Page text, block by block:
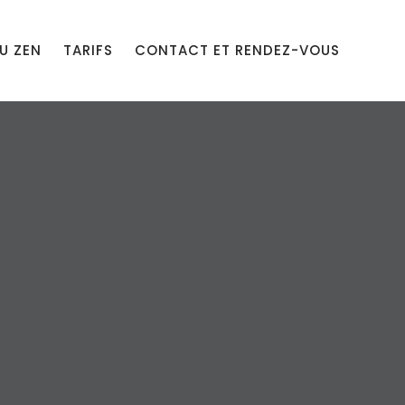
ZEN TARIFS CONTACT ET RENDEZ-VOUS